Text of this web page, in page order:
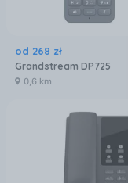
od 268 zł
Grandstream DP725
0,6 km